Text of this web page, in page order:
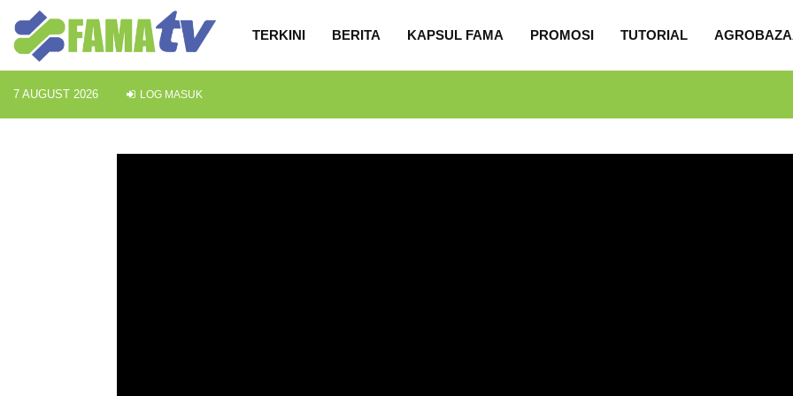
TERKINI BERITA KAPSUL FAMA PROMOSI TUTORIAL
7 AUGUST 2026 LOG MASUK